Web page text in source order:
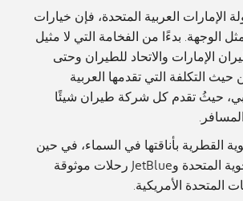
الإمارات العربية المتحدة، فإن خيارات
الوجهة. بدءًا من الفخامة التي لا مثيل
الإمارات والاتحاد للطيران وحتى
حيث التكلفة التي تقدمها العربية
حيثُ تقدم كل شركة طيران شيئًا
القطرية بأناقتها في السماء، في حين
توفر الخطوط الجوية المتحدة وJetBlue رحلات موثوقة
المتحدة الأمريكية.